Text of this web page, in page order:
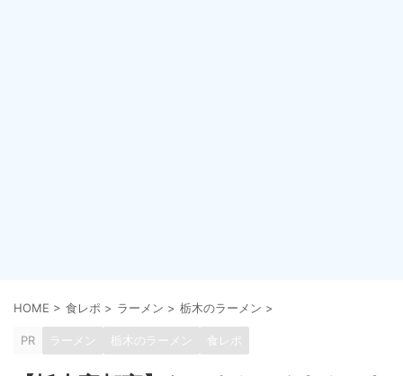
HOME > 食レポ > ラーメン > 栃木のラーメン >
PR ラーメン 栃木のラーメン 食レポ